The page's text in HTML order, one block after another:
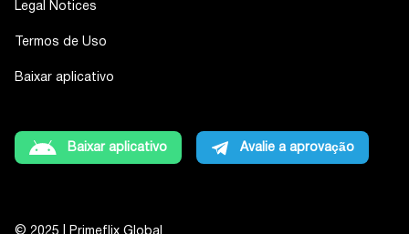
Legal Notices
Termos de Uso
Baixar aplicativo
Baixar aplicativo Avalie a aprovação